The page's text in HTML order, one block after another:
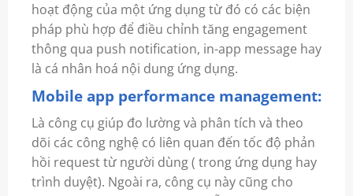
hoạt động của một ứng dụng từ đó có các biện
pháp phù hợp để điều chỉnh tăng engagement
thông qua push notification, in-app message hay
là cá nhân hoá nội dung ứng dụng.
Mobile app performance management:
Là công cụ giúp đo lường và phân tích và theo
dõi các công nghệ có liên quan đến tốc độ phản
hồi request từ người dùng ( trong ứng dụng hay
trình duyệt). Ngoài ra, công cụ này cũng cho